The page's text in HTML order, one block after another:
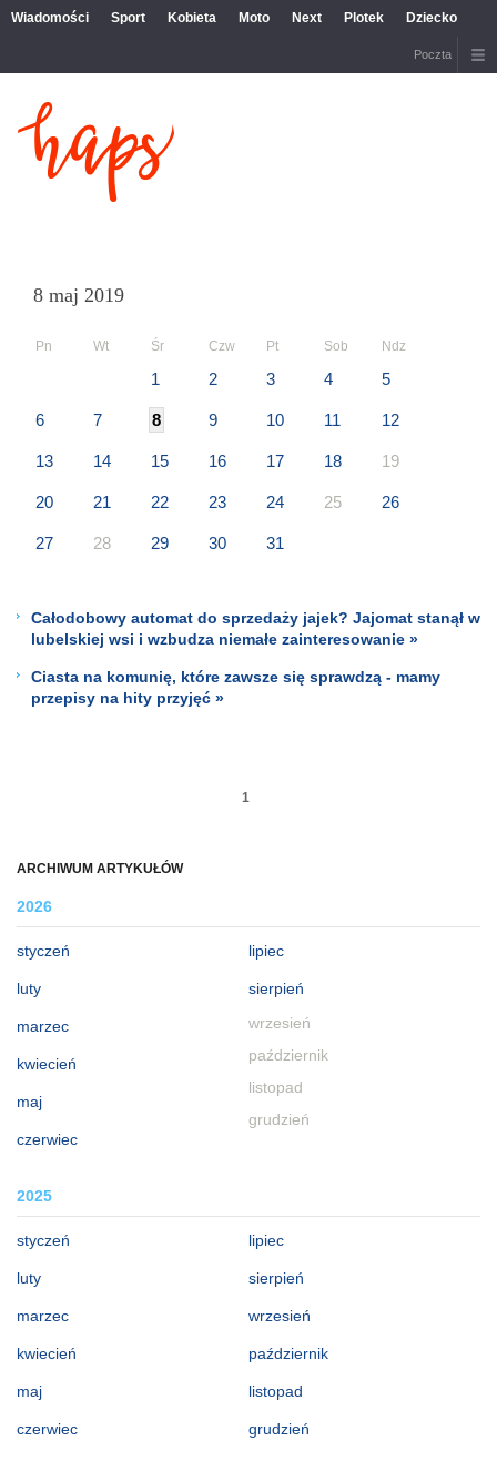
Wiadomości Sport Kobieta Moto Next Plotek Dziecko
Poczta
ARCHIWUM ARTYKUŁÓW
2026
styczeń
luty
marzec
kwiecień
maj
czerwiec
lipiec
sierpień
wrzesień
październik
listopad
grudzień
2025
styczeń
luty
marzec
kwiecień
maj
czerwiec
lipiec
sierpień
wrzesień
październik
listopad
grudzień
8 maj 2019
Pn Wt Śr Czw Pt Sob Ndz
1 2 3 4 5
6 7 8 9 10 11 12
13 14 15 16 17 18 19
20 21 22 23 24 25 26
27 28 29 30 31
Całodobowy automat do sprzedaży jajek? Jajomat stanął w
lubelskiej wsi i wzbudza niemałe zainteresowanie »
Ciasta na komunię, które zawsze się sprawdzą - mamy
przepisy na hity przyjęć »
1